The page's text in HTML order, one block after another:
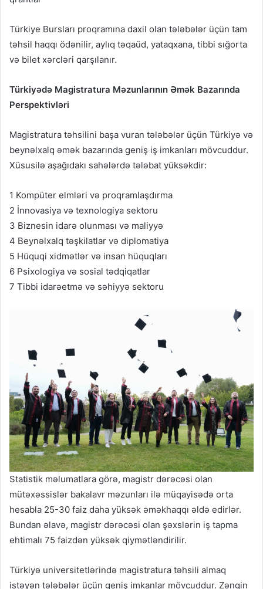
Türkiye Bursları proqramına daxil olan tələbələr üçün tam
təhsil haqqı ödənilir, aylıq təqaüd, yataqxana, tibbi sığorta
və bilet xərcləri qarşılanır.
Türkiyədə Magistratura Məzunlarının Əmək Bazarında
Perspektivləri
Magistratura təhsilini başa vuran tələbələr üçün Türkiyə və
beynəlxalq əmək bazarında geniş iş imkanları mövcuddur.
Xüsusilə aşağıdakı sahələrdə tələbat yüksəkdir:
1 Kompüter elmləri və proqramlaşdırma
2 İnnovasiya və texnologiya sektoru
3 Biznesin idarə olunması və maliyyə
4 Beynəlxalq təşkilatlar və diplomatiya
5 Hüquqi xidmətlər və insan hüquqları
6 Psixologiya və sosial tədqiqatlar
7 Tibbi idarəetmə və səhiyyə sektoru
Statistik məlumatlara görə, magistr dərəcəsi olan
mütəxəssislər bakalavr məzunları ilə müqayisədə orta
hesabla 25-30 faiz daha yüksək əməkhaqqı əldə edirlər.
Bundan əlavə, magistr dərəcəsi olan şəxslərin iş tapma
ehtimalı 75 faizdən yüksək qiymətləndirilir.
Türkiyə universitetlərində magistratura təhsili almaq
istəyən tələbələr üçün geniş imkanlar mövcuddur. Zəngin